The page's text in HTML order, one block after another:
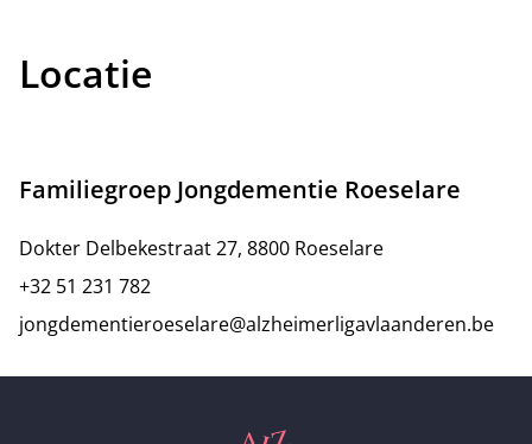
Locatie
Familiegroep Jongdementie Roeselare
Dokter Delbekestraat 27, 8800 Roeselare
+32 51 231 782
jongdementieroeselare@alzheimerligavlaanderen.be